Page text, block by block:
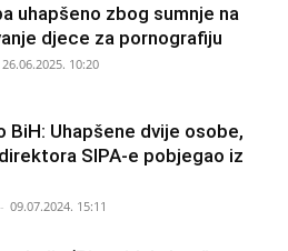
uhapšeno zbog sumnje na
djece za pornografiju
26.06.2025. 10:20
BiH: Uhapšene dvije osobe,
SIPA-e pobjegao iz
- 09.07.2024. 15:11